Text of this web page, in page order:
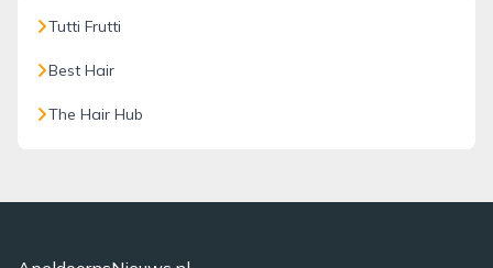
Tutti Frutti
Best Hair
The Hair Hub